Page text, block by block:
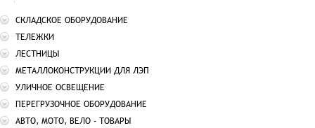
СКЛАДСКОЕ ОБОРУДОВАНИЕ
ТЕЛЕЖКИ
ЛЕСТНИЦЫ
МЕТАЛЛОКОНСТРУКЦИИ ДЛЯ ЛЭП
УЛИЧНОЕ ОСВЕЩЕНИЕ
ПЕРЕГРУЗОЧНОЕ ОБОРУДОВАНИЕ
АВТО, МОТО, ВЕЛО - ТОВАРЫ